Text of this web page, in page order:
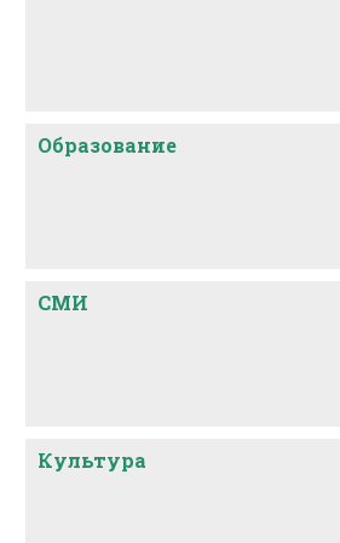
Образование
СМИ
Культура